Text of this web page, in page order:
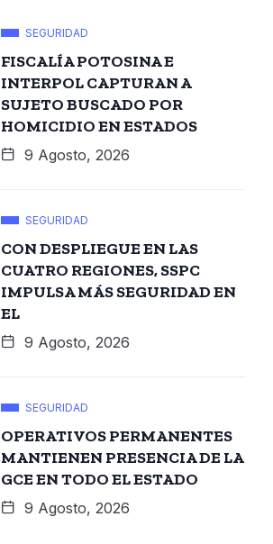
SEGURIDAD
FISCALÍA POTOSINA E
INTERPOL CAPTURAN A
SUJETO BUSCADO POR
HOMICIDIO EN ESTADOS
9 Agosto, 2026
SEGURIDAD
CON DESPLIEGUE EN LAS
CUATRO REGIONES, SSPC
IMPULSA MÁS SEGURIDAD EN
EL
9 Agosto, 2026
SEGURIDAD
OPERATIVOS PERMANENTES
MANTIENEN PRESENCIA DE LA
GCE EN TODO EL ESTADO
9 Agosto, 2026